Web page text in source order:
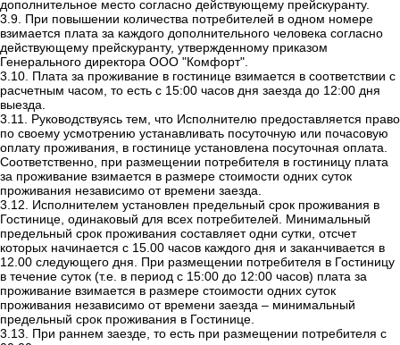
дополнительное место согласно действующему прейскуранту.
3.9. При повышении количества потребителей в одном номере
взимается плата за каждого дополнительного человека согласно
действующему прейскуранту, утвержденному приказом
Генерального директора ООО "Комфорт".
3.10. Плата за проживание в гостинице взимается в соответствии с
расчетным часом, то есть с 15:00 часов дня заезда до 12:00 дня
выезда.
3.11. Руководствуясь тем, что Исполнителю предоставляется право
по своему усмотрению устанавливать посуточную или почасовую
оплату проживания, в гостинице установлена посуточная оплата.
Соответственно, при размещении потребителя в гостиницу плата
за проживание взимается в размере стоимости одних суток
проживания независимо от времени заезда.
3.12. Исполнителем установлен предельный срок проживания в
Гостинице, одинаковый для всех потребителей. Минимальный
предельный срок проживания составляет одни сутки, отсчет
которых начинается с 15.00 часов каждого дня и заканчивается в
12.00 следующего дня. При размещении потребителя в Гостиницу
в течение суток (т.е. в период с 15:00 до 12:00 часов) плата за
проживание взимается в размере стоимости одних суток
проживания независимо от времени заезда – минимальный
предельный срок проживания в Гостинице.
3.13. При раннем заезде, то есть при размещении потребителя с